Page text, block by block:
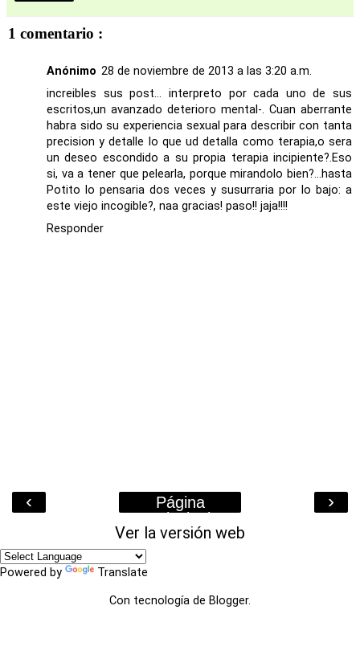
1 comentario :
Anónimo 28 de noviembre de 2013 a las 3:20 a.m.
increibles sus post... interpreto por cada uno de sus
escritos,un avanzado deterioro mental-. Cuan aberrante
habra sido su experiencia sexual para describir con tanta
precision y detalle lo que ud detalla como terapia,o sera
un deseo escondido a su propia terapia incipiente?.Eso
si, va a tener que pelearla, porque mirandolo bien?...hasta
Potito lo pensaria dos veces y susurraria por lo bajo: a
este viejo incogible?, naa gracias! paso!! jaja!!!!
Responder
‹ ›
Página
Principal
Ver la versión web
Powered by Translate
Con tecnología de Blogger.